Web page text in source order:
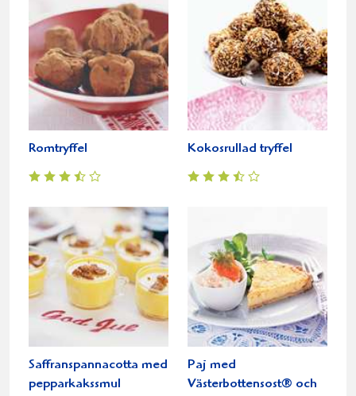
Romtryffel Kokosrullad tryffel
Saffranspannacotta med
pepparkakssmul
Paj med
Västerbottensost® och